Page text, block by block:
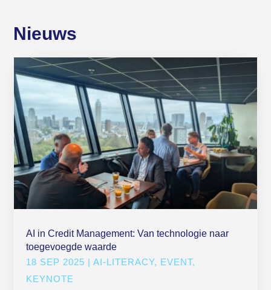
Nieuws
AI in Credit Management: Van technologie naar
toegevoegde waarde
18 SEP 2025 |AI-LITERACY, EVENT,
KEYNOTE